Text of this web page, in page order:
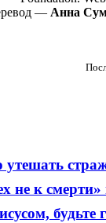
— Анна
не к
будьте